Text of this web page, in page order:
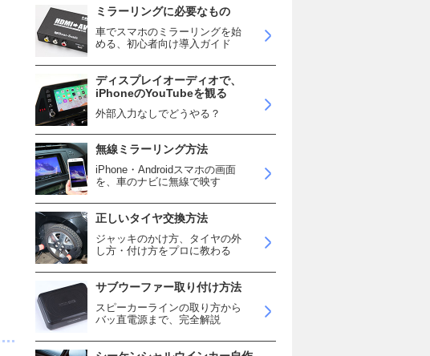
ミラーリングに必要なもの
車でスマホのミラーリングを始
める、初心者向け導入ガイド
ディスプレイオーディオで、
iPhoneのYouTubeを観る
外部入力なしでどうやる？
無線ミラーリング方法
iPhone・Androidスマホの画面
を、車のナビに無線で映す
正しいタイヤ交換方法
ジャッキのかけ方、タイヤの外
し方・付け方をプロに教わる
サブウーファー取り付け方法
スピーカーラインの取り方から
バッ直電源まで、完全解説